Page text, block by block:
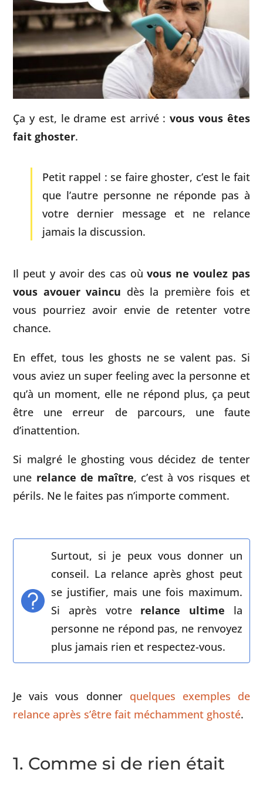
Ça y est, le drame est arrivé :vous vous êtes
fait ghoster.
Petit rappel : se faire ghoster, c’est le fait
que l’autre personne ne réponde pas à
votre dernier message et ne relance
jamais la discussion.
Il peut y avoir des cas oùvous ne voulez pas
vous avouer vaincu dès la première fois et
vous pourriez avoir envie de retenter votre
chance.
En effet, tous les ghosts ne se valent pas. Si
vous aviez un super feeling avec la personne et
qu’à un moment, elle ne répond plus, ça peut
être une erreur de parcours, une faute
d’inattention.
Si malgré le ghosting vous décidez de tenter
une relance de maître, c’est à vos risques et
périls. Ne le faites pas n’importe comment.
Surtout, si je peux vous donner un
conseil. La relance après ghost peut
se justifier, mais une fois maximum.
Si après votre relance ultime la
personne ne répond pas, ne renvoyez
plus jamais rien et respectez-vous.
Je vais vous donner quelques exemples de
relance après s’être fait méchamment ghosté.
1. Comme si de rien était